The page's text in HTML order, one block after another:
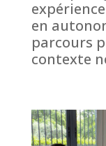
en
parcours
contexte